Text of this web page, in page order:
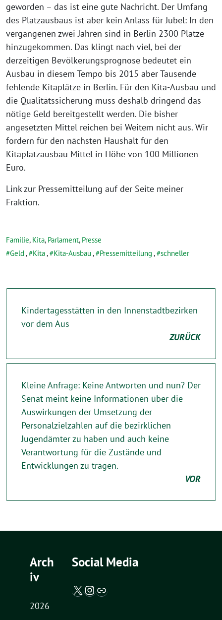
geworden – das ist eine gute Nachricht. Der Umfang
des Platzausbaus ist aber kein Anlass für Jubel: In den
vergangenen zwei Jahren sind in Berlin 2300 Plätze
hinzugekommen. Das klingt nach viel, bei der
derzeitigen Bevölkerungsprognose bedeutet ein
Ausbau in diesem Tempo bis 2015 aber Tausende
fehlende Kitaplätze in Berlin. Für den Kita-Ausbau und
die Qualitätssicherung muss deshalb dringend das
nötige Geld bereitgestellt werden. Die bisher
angesetzten Mittel reichen bei Weitem nicht aus. Wir
fordern für den nächsten Haushalt für den
Kitaplatzausbau Mittel in Höhe von 100 Millionen
Euro.
Link zur Pressemitteilung auf der Seite meiner
Fraktion.
Familie, Kita, Parlament, Presse
Geld , Kita, Kita-Ausbau , Pressemitteilung , schneller
Kindertagesstätten in den Innenstadtbezirken
vor dem Aus
ZURÜCK
Kleine Anfrage: Keine Antworten und nun? Der
Senat meint keine Informationen über die
Auswirkungen der Umsetzung der
Personalzielzahlen auf die bezirklichen
Jugendämter zu haben und auch keine
Verantwortung für die Zustände und
Entwicklungen zu tragen.
VOR
Arch
iv
2026
Social Media
X / Twitter
Instagram
Abgeordnetenwatch